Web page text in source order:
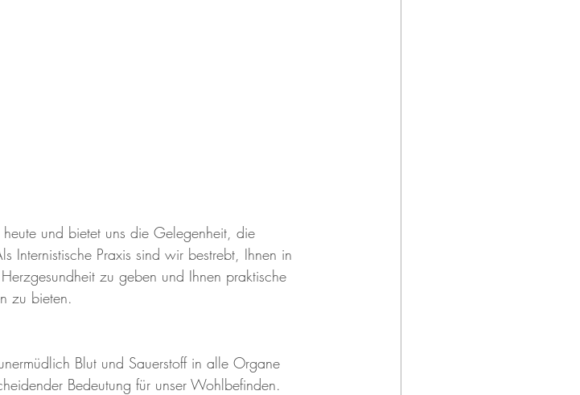
und bietet uns die Gelegenheit, die
Internistische Praxis sind wir bestrebt, Ihnen in
zu geben und Ihnen praktische
zu bieten.
Blut und Sauerstoff in alle Organe
Bedeutung für unser Wohlbefinden.